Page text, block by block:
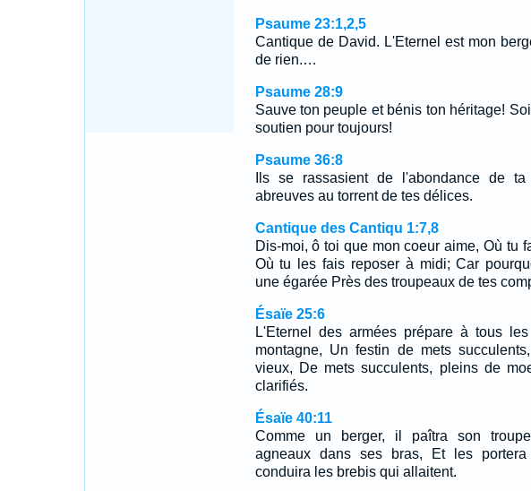
Psaume 23:1,2,5
Cantique de David. L'Eternel est mon
de rien.…
Psaume 28:9
Sauve ton peuple et bénis ton héritage!
soutien pour toujours!
Psaume 36:8
Ils se rassasient de l'abondance de
abreuves au torrent de tes délices.
Cantique des Cantiqu 1:7,8
Dis-moi, ô toi que mon coeur aime, Où tu
Où tu les fais reposer à midi; Car
une égarée Près des troupeaux de tes
Ésaïe 25:6
L'Eternel des armées prépare à tous
montagne, Un festin de mets
vieux, De mets succulents, pleins de
clarifiés.
Ésaïe 40:11
Comme un berger, il paîtra son
agneaux dans ses bras, Et les
conduira les brebis qui allaitent.